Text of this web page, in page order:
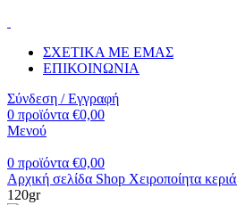
ΣΧΕΤΙΚΑ ΜΕ ΕΜΑΣ
ΕΠΙΚΟΙΝΩΝΙΑ
Σύνδεση / Εγγραφή
0 προϊόντα €0,00
Μενού
0 προϊόντα €0,00
Αρχική σελίδα Shop Χειροποίητα κεριά
120gr